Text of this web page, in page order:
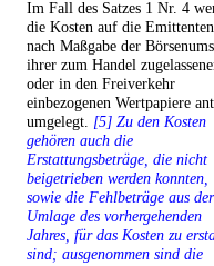
Im Fall des Satzes 1 Nr. 4
die Kosten auf die Emittenten
nach Maßgabe der
ihrer zum Handel
oder in den Freiverkehr
einbezogenen Wertpapiere
umgelegt. [5] Zu den Kosten
gehören auch die
Erstattungsbeträge, die nicht
beigetrieben werden konnten,
sowie die Fehlbeträge aus der
Umlage des vorhergehenden
Jahres, für das Kosten zu
sind; ausgenommen sind die